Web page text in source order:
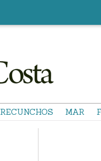
RECUNCHOS MAR